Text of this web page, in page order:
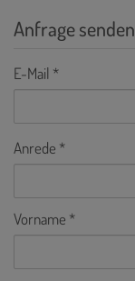
Anfrage senden
E-Mail
Anrede
Vorname